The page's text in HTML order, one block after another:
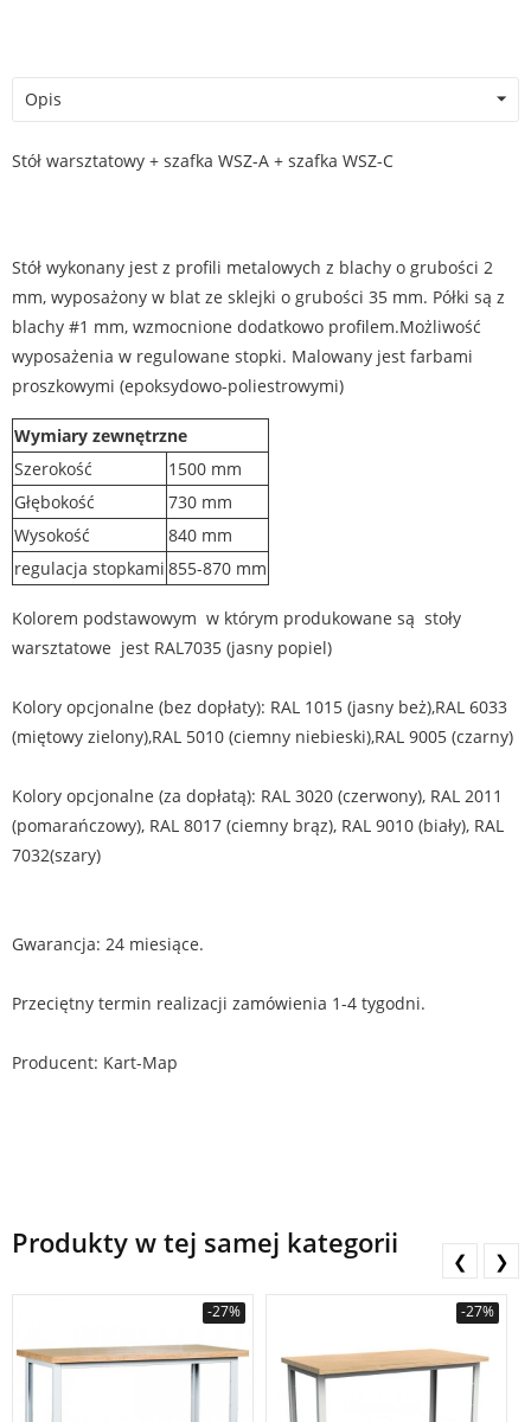
Opis
Stół warsztatowy + szafka WSZ-A + szafka WSZ-C
Stół wykonany jest z profili metalowych z blachy o grubości 2
mm, wyposażony w blat ze sklejki o grubości 35 mm. Półki są z
blachy #1 mm, wzmocnione dodatkowo profilem.Możliwość
wyposażenia w regulowane stopki. Malowany jest farbami
proszkowymi (epoksydowo-poliestrowymi)
Wymiary zewnętrzne
Szerokość
1500 mm
Głębokość
730 mm
Wysokość
840 mm
regulacja stopkami 855-870 mm
Kolorem podstawowym w którym produkowane są stoły
warsztatowe jest RAL7035 (jasny popiel)
Kolory opcjonalne (bez dopłaty): RAL 1015 (jasny beż),RAL 6033
(miętowy zielony),RAL 5010 (ciemny niebieski),RAL 9005 (czarny)
Kolory opcjonalne (za dopłatą): RAL 3020 (czerwony), RAL 2011
(pomarańczowy), RAL 8017 (ciemny brąz), RAL 9010 (biały), RAL
7032(szary)
Gwarancja: 24 miesiące.
Przeciętny termin realizacji zamówienia 1-4 tygodni.
Producent: Kart-Map
Produkty w tej samej kategorii
-27% -27%
❮ ❯